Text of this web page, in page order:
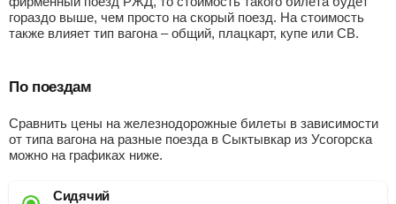
гораздо выше, чем просто на скорый поезд. На стоимость
также влияет тип вагона – общий, плацкарт, купе или СВ.
По поездам
Сравнить цены на железнодорожные билеты в зависимости
от типа вагона на разные поезда в Сыктывкар из Усогорска
можно на графиках ниже.
Сидячий